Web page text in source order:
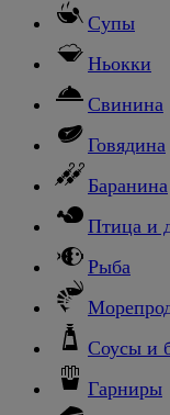
Супы
Ньокки
Свинина
Говядина
Баранина
Птица и
Рыба
Соусы и
Гарниры